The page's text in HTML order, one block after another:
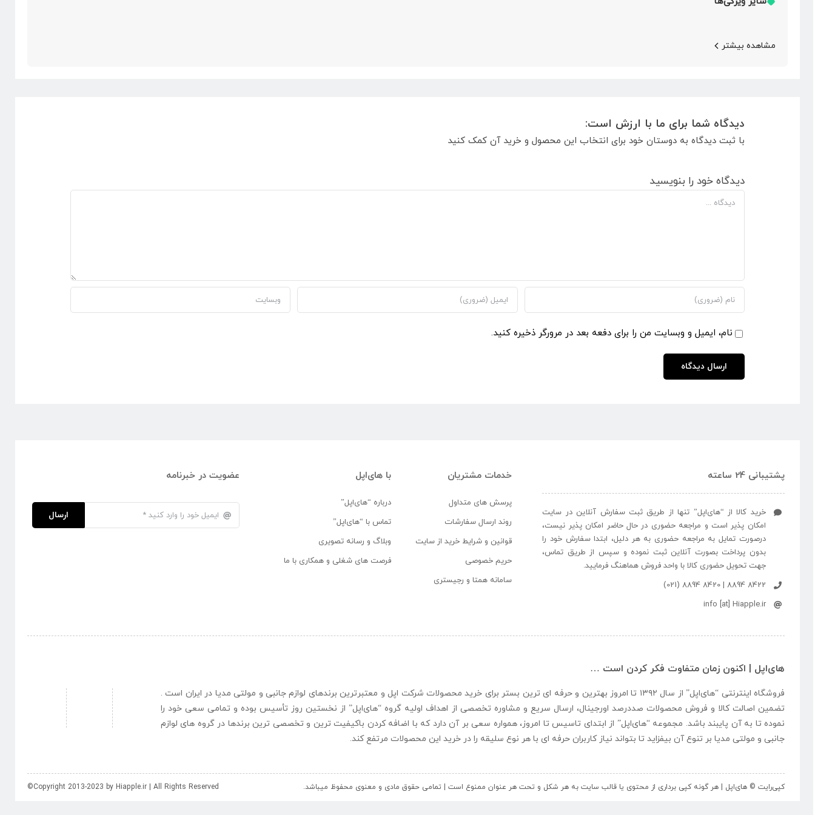
مشاهده بیشتر
دیدگاه شما برای ما با ارزش است:
با ثبت دیدگاه به دوستان خود برای انتخاب این محصول و خرید آن کمک کنید
دیدگاه خود را بنویسید
دیدگاه
نام، ایمیل و وبسایت من را برای دفعه بعد در مرورگر ذخیره کنید.
پشتیبانی 24 ساعته
خرید کالا از “های‌اپل” تنها از طریق ثبت سفارش آنلاین در سایت
امکان پذیر است و مراجعه حضوری در حال حاضر امکان پذیر نیست،
درصورت تمایل به مراجعه حضوری به هر دلیل، ابتدا سفارش خود را
بدون پرداخت بصورت آنلاین ثبت نموده و سپس از طریق تماس،
جهت تحویل حضوری کالا با واحد فروش هماهنگ فرمایید.
8422 8894 | 8420 8894 (021)
info [at] Hiapple.ir
خدمات مشتریان
پرسش های متداول
روند ارسال سفارشات
قوانین و شرایط خرید از سایت
حریم خصوصی
سامانه همتا و رجیستری
با های‌اپل
درباره “های‌اپل”
تماس با “های‌اپل”
وبلاگ و رسانه تصویری
فرصت های شغلی و همکاری با ما
عضویت در خبرنامه
ارسال
های‌اپل | اکنون زمان متفاوت فکر کردن است …
فروشگاه اینترنتی “های‌اپل
” از سال ۱۳۹۲ تا امروز بهترین و حرفه ای ترین بستر برای خرید محصولات شرکت اپل و معتبرترین برندهای لوازم جانبی و مولتی مدیا در ایران است .
تضمین اصالت کالا و فروش محصولات صددرصد اورجینال، ارسال سریع و مشاوره تخصصی از اهداف اولیه گروه “های‌اپل” از نخستین روز تأسیس بوده و تمامی سعی خود را
نموده تا به آن پایبند باشد. مجموعه “های‌اپل” از ابتدای تاسیس تا امروز، همواره سعی بر آن دارد که با اضافه کردن باکیفیت ترین و تخصصی ترین برندها در گروه های لوازم
جانبی و مولتی مدیا بر تنوع آن بیفزاید تا بتواند نیاز کاربران حرفه ای با هر نوع سلیقه را در خرید این محصولات مرتفع کند.
کپی‌رایت © های‌اپل | هر گونه کپی برداری از محتوی یا قالب سایت به هر شکل و تحت هر عنوان ممنوع است | تمامی حقوق مادی و معنوی محفوظ میباشد. ©Copyright 2013-2023 by Hiapple.ir | All Rights Reserved